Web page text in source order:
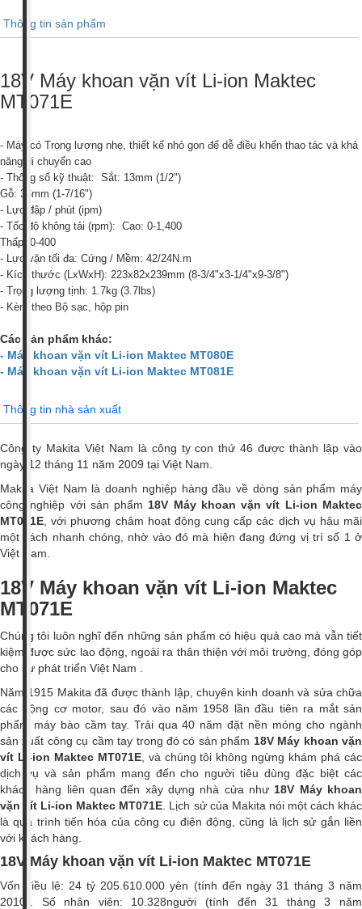
Thông tin sản phẩm
18V Máy khoan vặn vít Li-ion Maktec
MT071E
- Máy có Trọng lượng nhẹ, thiết kế nhỏ gọn để dễ điều khển thao tác và khả
năng di chuyển cao
- Thông số kỹ thuật: Sắt: 13mm (1/2")
Gỗ: 36mm (1-7/16")
- Lực đập / phút (ipm)
- Tốc độ không tải (rpm): Cao: 0-1,400
Thấp: 0-400
- Lực vặn tối đa: Cứng / Mềm: 42/24N.m
- Kích thước (LxWxH): 223x82x239mm (8-3/4"x3-1/4"x9-3/8")
- Trọng lượng tịnh: 1.7kg (3.7lbs)
- Kèm theo Bộ sạc, hộp pin
Các sản phẩm khác:
- Máy khoan vặn vít Li-ion Maktec MT080E
- Máy khoan vặn vít Li-ion Maktec MT081E
Thông tin nhà sản xuất
Công ty Makita Việt Nam là công ty con thứ 46 được thành lập vào
ngày 12 tháng 11 năm 2009 tại Việt Nam.
Makita Việt Nam là doanh nghiệp hàng đầu về dòng sản phẩm máy
công nghiệp với sản phẩm18V Máy khoan vặn vít Li-ion Maktec
MT071E, với phương châm hoạt động cung cấp các dịch vụ hậu mãi
một cách nhanh chóng, nhờ vào đó mà hiện đang đứng vị trí số 1 ở
Việt Nam.
18V Máy khoan vặn vít Li-ion Maktec
MT071E
Chúng tôi luôn nghĩ đến những sản phẩm có hiệu quả cao mà vẫn tiết
kiệm được sức lao động, ngoài ra thân thiện với môi trường, đóng góp
cho sự phát triển Việt Nam .
Năm 1915 Makita đã được thành lập, chuyên kinh doanh và sửa chữa
các động cơ motor, sau đó vào năm 1958 lần đầu tiên ra mắt sản
phẩm máy bào cầm tay. Trải qua 40 năm đặt nền móng cho ngành
sản xuất công cụ cầm tay trong đó có sản phẩm 18V Máy khoan vặn
vít Li-ion Maktec MT071E, và chúng tôi không ngừng khám phá các
dịch vụ và sản phẩm mang đến cho người tiêu dùng đặc biệt các
khách hàng liên quan đến xây dựng nhà cửa như18V Máy khoan
vặn vít Li-ion Maktec MT071E. Lịch sử của Makita nói một cách khác
là quá trình tiến hóa của công cụ điện động, cũng là lịch sử gắn liền
với khách hàng.
18V Máy khoan vặn vít Li-ion Maktec MT071E
Vốn điều lệ: 24 tỷ 205.610.000 yên (tính đến ngày 31 tháng 3 năm
2010). Số nhân viên: 10.328người (tính đến 31 tháng 3 năm